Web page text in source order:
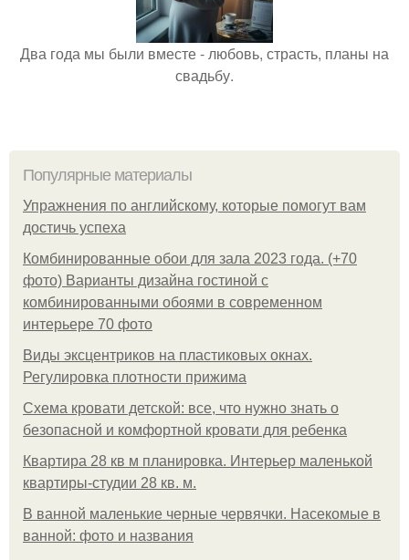
Два года мы были вместе - любовь, страсть, планы на
свадьбу.
Популярные материалы
Упражнения по английскому, которые помогут вам
достичь успеха
Комбинированные обои для зала 2023 года. (+70
фото) Варианты дизайна гостиной с
комбинированными обоями в современном
интерьере 70 фото
Виды эксцентриков на пластиковых окнах.
Регулировка плотности прижима
Схема кровати детской: все, что нужно знать о
безопасной и комфортной кровати для ребенка
Квартира 28 кв м планировка. Интерьер маленькой
квартиры-студии 28 кв. м.
В ванной маленькие черные червячки. Насекомые в
ванной: фото и названия